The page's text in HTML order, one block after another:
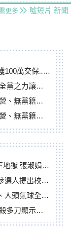
更多 噓短片 新聞
步奔離不發一語
力讓彰化贏
否認是烏龜
否認是烏龜
：舌頭殺人有罪
毒防線升級政見
氣球全登場
顯示怨恨深